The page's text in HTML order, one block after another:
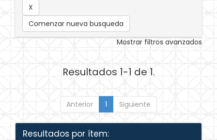
Comenzar nueva busqueda
Mostrar filtros avanzados
Resultados 1-1 de 1.
Anterior 1 Siguiente
Resultados por ítem: